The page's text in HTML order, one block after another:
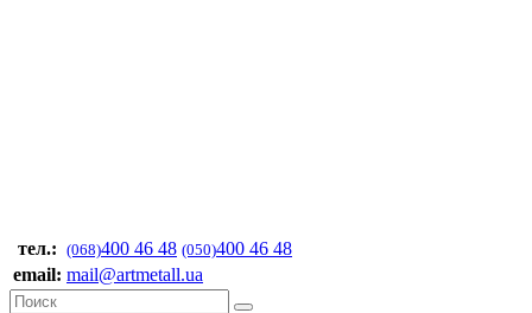
тел.: (068)400 46 48 (050)400 46 48
email: mail@artmetall.ua